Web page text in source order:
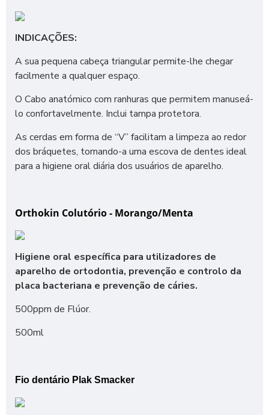
INDICAÇÕES:
A sua pequena cabeça triangular permite-lhe chegar
facilmente a qualquer espaço.
O Cabo anatómico com ranhuras que permitem manuseá-
lo confortavelmente. Inclui tampa protetora.
As cerdas em forma de “V” facilitam a limpeza ao redor
dos bráquetes, tornando-a uma escova de dentes ideal
para a higiene oral diária dos usuários de aparelho.
Orthokin Colutório - Morango/Menta
Higiene oral específica para utilizadores de
aparelho de ortodontia, prevenção e controlo da
placa bacteriana e prevenção de cáries.
500ppm de Flúor.
500ml
Fio dentário Plak Smacker